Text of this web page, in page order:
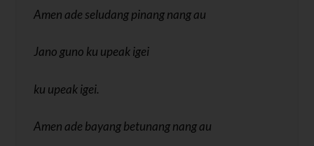
Amen ade seludang pinang nang au
Jano guno ku upeak igei
ku upeak igei.
Amen ade bayang betunang nang au